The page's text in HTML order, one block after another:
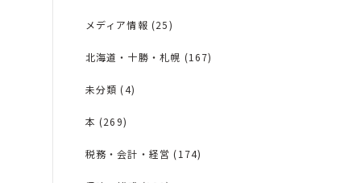
メディア情報 (25)
北海道・十勝・札幌 (167)
未分類 (4)
本 (269)
税務・会計・経営 (174)